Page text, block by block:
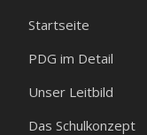
Startseite
PDG im Detail
Unser Leitbild
Das Schulkonzept